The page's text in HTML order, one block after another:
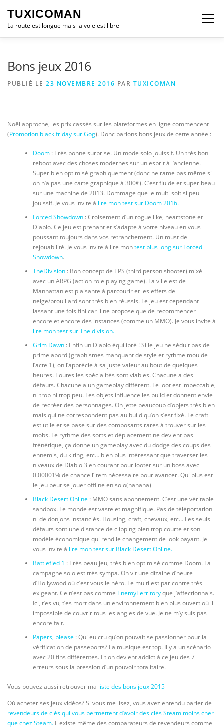
contenu
TUXICOMAN
La route est longue mais la voie est libre
Menu
Bons jeux 2016
PUBLIÉ LE 23 NOVEMBRE 2016 PAR TUXICOMAN
Noël approche, les prix cassés sur les plateformes en ligne commencent
(Promotion black friday sur Gog). Donc parlons bons jeux de cette année :
Doom: Très bonne surprise. Un mode solo jouissif. Un très bon
reboot avec des choses modernes sur un esprit à l’ancienne.
Super bien optimisé graphiquement (donc ne rame pas même si
on n’a pas une carte graphique à 300€). C’est fluide et super beau
sur une machine de 2013. Dommage que le multi soit si peu
jouissif. Je vous invite à lire mon test sur Doom 2016.
Forced Showdown: Croisement d’un rogue like, heartstone et
Diablo. Ce jeu est prenant et s’adapte à votre niveau en vous
poussant toujours dans vos retranchement. Un must de
rejouabilité. Je vous invite à lire montest plus long sur Forced
Showdown.
TheDivision: Bon concept de TPS (third person shooter) mixé
avec un ARPG (action role playing game). La ville est de
Manhattan est plaisante à parcourir et les effets de
neige/brouillard sont très bien réussis. Le jeu est cependant
lassant une fois fini car il ne propose que de recommencer
encore et encore des instances (comme un MMO). Je vous invite à
lire mon test sur The division.
Grim Dawn: Enfin un Diablo équilibré ! Si le jeu ne séduit pas de
prime abord (graphismes manquant de style et rythme mou de
l’acte 1), on l’apprécie à sa juste valeur au bout de quelques
heures. Toutes les spécialités sont viables. Chacune a des
défauts. Chacune a un gameplay différent. Le loot est impeccable,
ni trop ni trop peu. Les objets influence les build et donnent envie
de recréer des personnages. On jette beaucoup d’objets très bien
mais qui ne correspondent pas au build qu’on s’est fixé. Le craft
est utile et se base sur des composants rares à trouver sur les
mobs. Le rythme des sorts et déplacement ne devient pas
frénétique, ça donne un gameplay avec du dodge des coups des
ennemis, du kiting, etc… bien plus intéressant que traverser les
niveaux de Diablo 3 en courant pour looter sur un boss avec
0.00001% de chance l’item nécessaire pour avancer. Qui plus est
le jeu peut se jouer offline en solo(hahaha)
Black Desert Online : MMO sans abonnement. C’est une véritable
sandbox. Le monde est vaste et magnifique. Pas de téléportation
ni de donjons instanciés. Housing, craft, chevaux, etc… Les seuls
défauts sont une distance de clipping bien trop courte et son
modèle économique qui rend le changement de look payant. Je
vous invite à lire mon test sur Black Desert Online.
Battlefied 1 : Très beau jeu, très bien optimisé comme Doom. La
campagne solo est très sympa. On vit une dizaine d’heure
d’Hollywood où c’est vous le héro. Le multi est par contre très
exigeant. Ce n’est pas comme EnemyTerritoryque j’affectionnais.
Ici, t’es vu, t’es mort dans un environnement bien plus ouvert où il
impossible de couvrir tous les angles de vue. Je ne m’y suis pas
encore fait.
Papers, please : Qui eu cru qu’on pouvait se passionner pour la
vérification de passeports? La musique est top. Il y a un scénario
avec 20 fins différentes. Et on devient addict à ce jeu des 7
erreurs sous la pression d’un pouvoir totalitaire.
Vous pouvez aussi retrouver ma liste des bons jeux 2015
Où acheter ses jeux vidéos? Si vous me lisez, vous avez entendu parler de
revendeurs de clés qui vous permettent d’avoir des clés Steam moins cher
que chez Steam. Il existe même des comparateurs de revendeurs comme